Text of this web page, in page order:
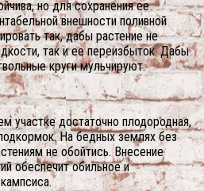
но для сохранения ее
внешности поливной
так, дабы растение не
так и ее переизбыток. Дабы
круги мульчируют.
участке достаточно плодородная,
На бедных землях без
не обойтись. Внесение
обеспечит обильное и